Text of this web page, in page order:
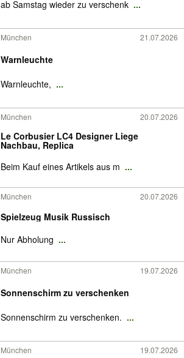
ab Samstag wieder zu verschenk ...
München 21.07.2026
Warnleuchte
Warnleuchte, ...
München 20.07.2026
Le Corbusier LC4 Designer Liege
Nachbau, Replica
Beim Kauf eines Artikels aus m ...
München 20.07.2026
Spielzeug Musik Russisch
Nur Abholung ...
München 19.07.2026
Sonnenschirm zu verschenken
Sonnenschirm zu verschenken. ...
München 19.07.2026